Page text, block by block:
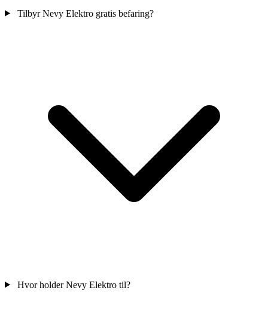
Tilbyr Nevy Elektro gratis befaring?
Hvor holder Nevy Elektro til?